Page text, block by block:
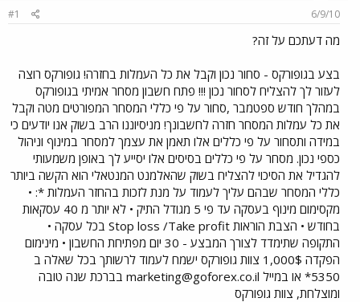
ו
ש
א
ר
6/9/10
#1
מה דעתכם על זה?
בצע בגופורקס - סחור נכון וקבל את כל העמלות בחזרה! גופורקס רוצה
לעזור לך להצליח לסחור נכון !!! פתח חשבון מסחר אמיתי בגופורקס
במהלך חודש ספטמבר ,סחור על פי כללי המסחר המפורטים מטה וקבל
את כל עמלות המסחר חזרה לחשבונך! מניסיוננו הרב בשוק אנו יודעים כי
במידה ותסחור על פי כללים אלו תאמן את עצמך למסחר במינוף וניהול
כספי נכון. מסחר על פי כללים בסיסים אלו יסייע לך באופן משמעותי
להגדיל את הסיכוי להצליח בשוק שהאלמנט המנטאלי הוא הקשה ביותר
כללי המסחר שבהם עליך לעמוד על מנת לזכות בהחזר העמלות *: •
מקסימום מינוף בעסקה עד פי 5 מגודל התיק • לא יותר מ 40 עסקאות
בחודש • הצבת הוראות Stop loss /Take profit בכל עסקה •
התקופה שתימדד לצורך המבצע - 30 יום מפתיחת החשבון • מינימום
הפקדה 1,000$ צוות גופורקס ישמח לעמוד לרשותך בכל שאלה ב
5350* או במייל
marketing@goforex.co.il בברכת שנה טובה
ומוצלחת, צוות גופורקס